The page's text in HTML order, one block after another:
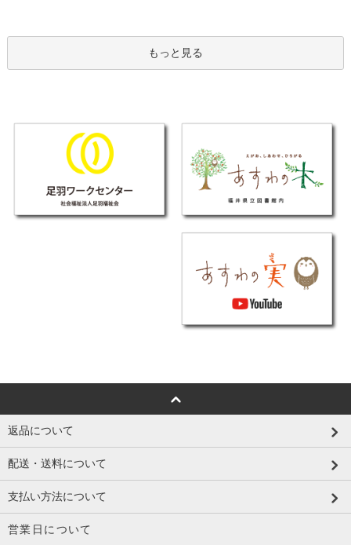
もっと見る
返品について
配送・送料について
支払い方法について
営業日について